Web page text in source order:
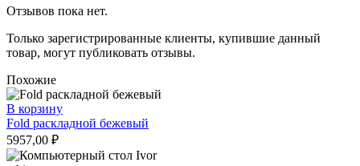
Отзывов пока нет.
Только зарегистрированные клиенты, купившие данный
товар, могут публиковать отзывы.
Похожие
В корзину
Fold раскладной бежевый
5957,00 ₽